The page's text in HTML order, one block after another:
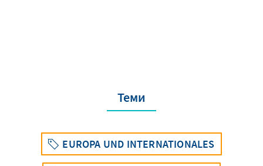
Теми
EUROPA UND INTERNATIONALES